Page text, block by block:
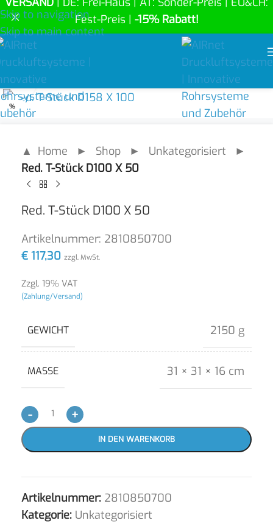
Skip to navigation
Skip to main content
Fest-Preis | -15% Rabatt!
%
Click to enlarge
▲ Home ► Shop ► Unkategorisiert ►
Red. T-Stück D100 X 50
Red. T-Stück D100 X 50
Artikelnummer: 2810850700
€ 117,30 zzgl. MwSt.
Zzgl. 19% VAT
(Zahlung/Versand)
GEWICHT 2150 g
MASSE 31 × 31 × 16 cm
- +
IN DEN WARENKORB
Artikelnummer: 2810850700
Kategorie: Unkategorisiert